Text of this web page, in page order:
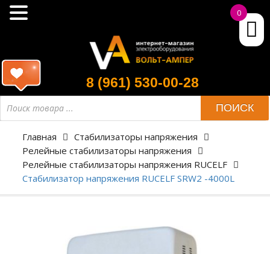
8 (961) 530-00-28
ПОИСК
Главная
Стабилизаторы напряжения
Релейные стабилизаторы напряжения
Релейные стабилизаторы напряжения RUCELF
Стабилизатор напряжения RUCELF SRW2 -4000L
0